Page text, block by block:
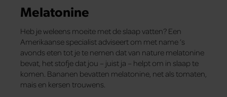
Melatonine
Heb je weleens moeite met de slaap vatten? Een
Amerikaanse specialist adviseert om met name ’s
avonds eten tot je te nemen dat van nature melatonine
bevat, het stofje dat jou – juist ja – helpt om in slaap te
komen. Bananen bevatten melatonine, net als tomaten,
mais en kersen trouwens.